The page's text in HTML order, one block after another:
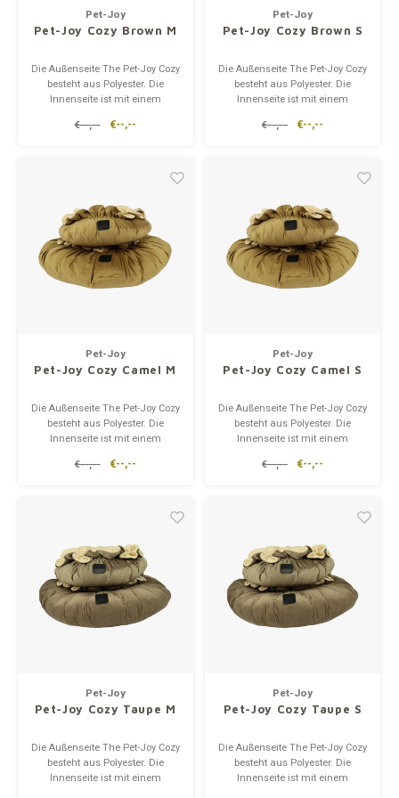
Pet-Joy
Pet-Joy Cozy Brown M
Die Außenseite The Pet-Joy Cozy
besteht aus Polyester. Die
Innenseite ist mit einem
Korb ist darauf ausgelegt,
€--,-- €--,--
Pet-Joy
Pet-Joy Cozy Brown S
Die Außenseite The Pet-Joy Cozy
besteht aus Polyester. Die
Innenseite ist mit einem
Korb ist darauf ausgelegt,
€--,-- €--,--
Pet-Joy
Pet-Joy Cozy Camel M
Die Außenseite The Pet-Joy Cozy
besteht aus Polyester. Die
Innenseite ist mit einem
Korb ist darauf ausgelegt,
€--,-- €--,--
Pet-Joy
Pet-Joy Cozy Camel S
Die Außenseite The Pet-Joy Cozy
besteht aus Polyester. Die
Innenseite ist mit einem
Korb ist darauf ausgelegt,
€--,-- €--,--
Pet-Joy
Pet-Joy Cozy Taupe M
Die Außenseite The Pet-Joy Cozy
besteht aus Polyester. Die
Innenseite ist mit einem
Pet-Joy
Pet-Joy Cozy Taupe S
Die Außenseite The Pet-Joy Cozy
besteht aus Polyester. Die
Innenseite ist mit einem